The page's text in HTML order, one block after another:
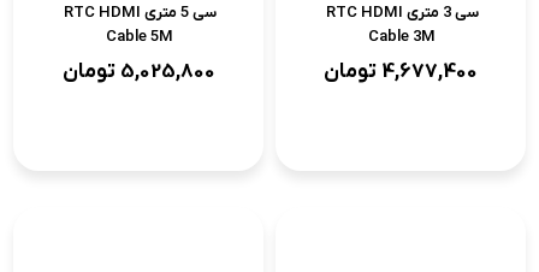
سی 3 متری RTC HDMI
Cable 3M
4,677,400 تومان
سی 5 متری RTC HDMI
Cable 5M
5,025,800 تومان